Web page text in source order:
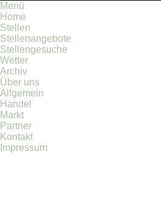
Menü
Home
Stellen
Stellenangebote
Stellengesuche
Wetter
Archiv
Über uns
Allgemein
Handel
Markt
Partner
Kontakt
Impressum